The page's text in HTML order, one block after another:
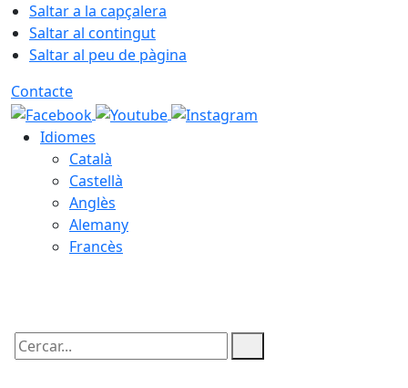
Saltar a la capçalera
Saltar al contingut
Saltar al peu de pàgina
Contacte
Idiomes
Català
Castellà
Anglès
Alemany
Francès
Cercar: